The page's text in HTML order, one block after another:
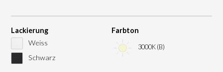
Lackierung
Weiss
Schwarz
Farbton
3000K (B)